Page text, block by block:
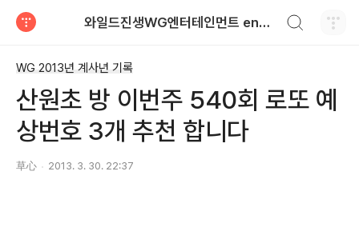
와일드진생WG엔터테인먼트 entertainment
WG 2013년 계사년 기록
산원초 방 이번주 540회 로또 예
상번호 3개 추천 합니다
草心 2013. 3. 30. 22:37